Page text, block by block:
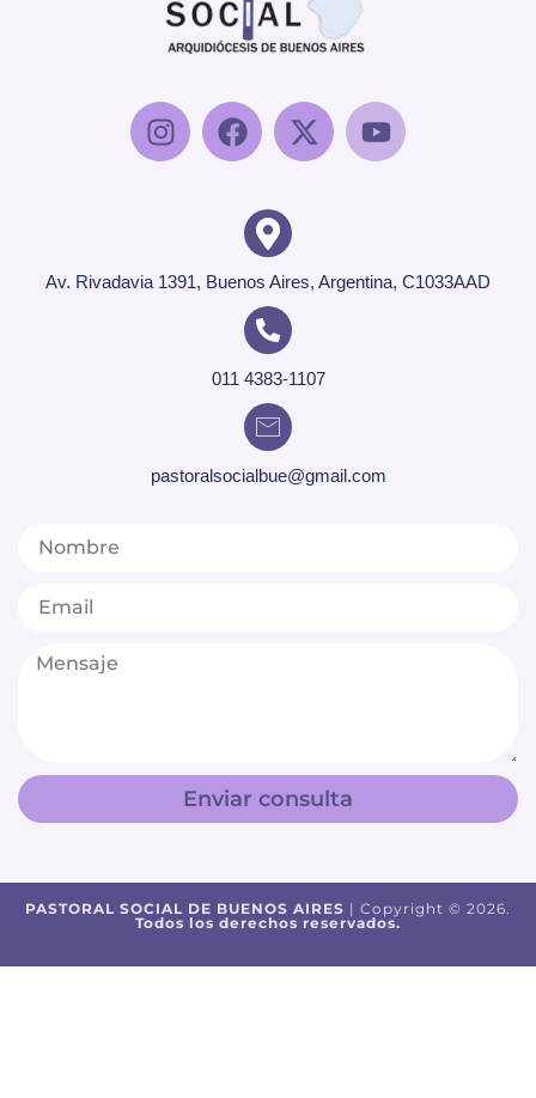
Av. Rivadavia 1391, Buenos Aires, Argentina, C1033AAD
011 4383-1107
pastoralsocialbue@gmail.com
Enviar consulta
PASTORAL SOCIAL DE BUENOS AIRES | Copyright © 2026.
Todos los derechos reservados.